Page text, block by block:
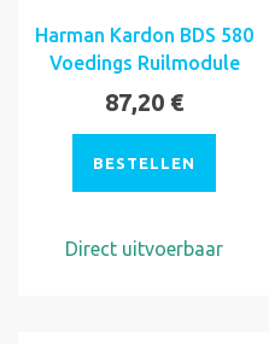
Harman Kardon BDS 580
Voedings Ruilmodule
87,20 €
BESTELLEN
Direct uitvoerbaar